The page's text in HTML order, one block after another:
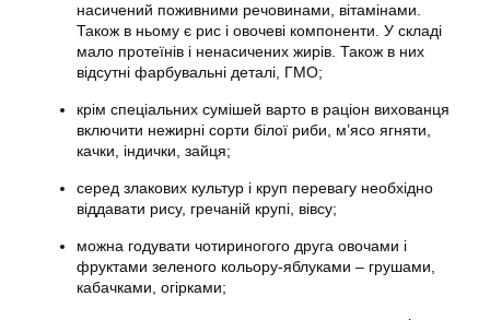
насичений поживними речовинами, вітамінами.
Також в ньому є рис і овочеві компоненти. У складі
мало протеїнів і ненасичених жирів. Також в них
відсутні фарбувальні деталі, ГМО;
крім спеціальних сумішей варто в раціон вихованця
включити нежирні сорти білої риби, м’ясо ягняти,
качки, індички, зайця;
серед злакових культур і круп перевагу необхідно
віддавати рису, гречаній крупі, вівсу;
можна годувати чотириногого друга овочами і
фруктами зеленого кольору-яблуками – грушами,
кабачками, огірками;